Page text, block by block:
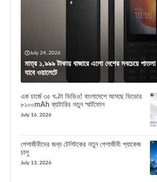
July 24, 2026
মাত্র ১,৯৯৯ টাকায় বাজারে এলো দেশের সবচেয়ে পাতলা
যাবে ওয়ালেটে
এক চার্জে ৩৫ ঘণ্টা ভিডিও! বাংলাদেশে আসছে ভিভোর
৮১০০mAh ব্যাটারির নতুন স্মার্টফোন
July 16, 2026
পেশাজীবীদের জন্য টেলিটকের নতুন পেশাজীবী প্যাকেজ
চালু
July 13, 2026